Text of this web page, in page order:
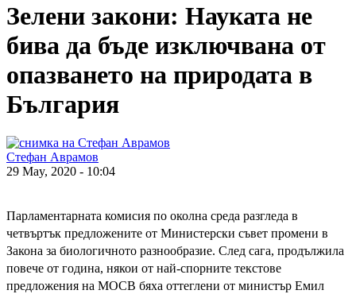
Зелени закони: Науката не
бива да бъде изключвана от
опазването на природата в
България
Стефан Аврамов
29 May, 2020 - 10:04
Парламентарната комисия по околна среда разгледа в
четвъртък предложените от Министерски съвет промени в
Закона за биологичното разнообразие. След сага, продължила
повече от година, някои от най-спорните текстове
предложения на МОСВ бяха оттеглени от министър Емил